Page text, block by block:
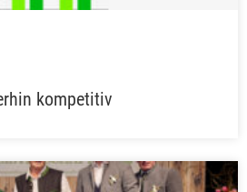
kompetitiv